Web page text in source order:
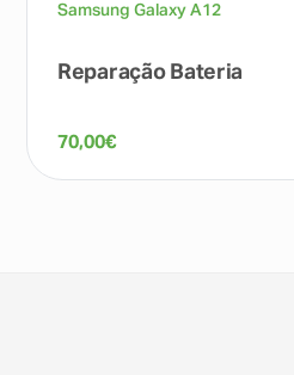
Samsung Galaxy A12
Reparação Bateria
70,00€